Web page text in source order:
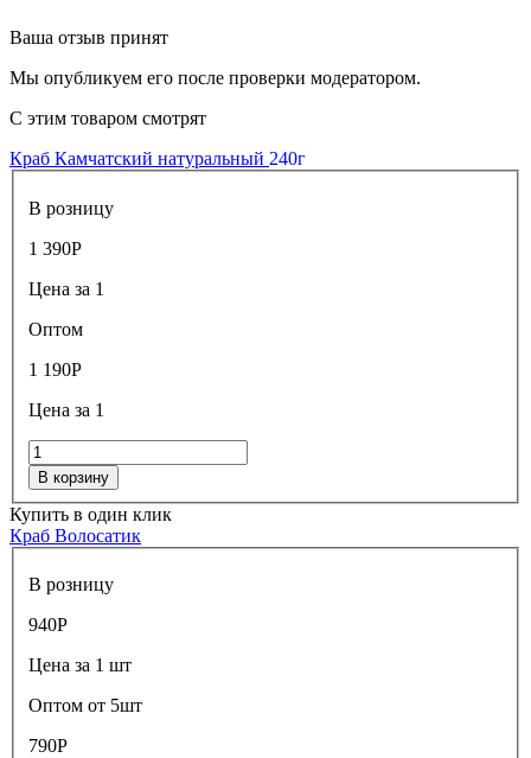
Ваша отзыв принят
Мы опубликуем его после проверки модератором.
С этим товаром смотрят
Краб Камчатский натуральный 240г
В розницу
1 390Р
Цена за 1
Оптом
1 190Р
Цена за 1
В корзину
Купить в один клик
Краб Волосатик
В розницу
940Р
Цена за 1 шт
Оптом от 5шт
790Р